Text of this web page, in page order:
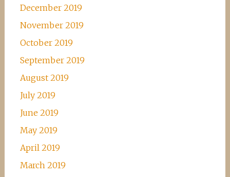
December 2019
November 2019
October 2019
September 2019
August 2019
July 2019
June 2019
May 2019
April 2019
March 2019